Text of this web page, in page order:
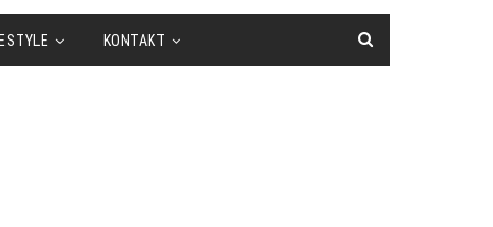
KONTAKT